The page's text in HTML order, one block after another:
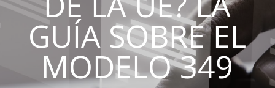
GUÍA SOBRE EL
MODELO 349